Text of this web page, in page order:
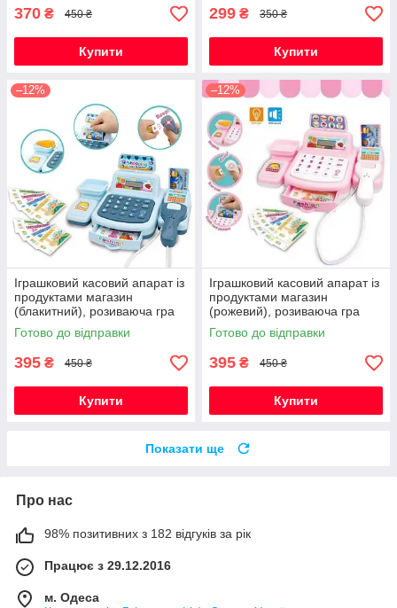
370 ₴ 450 ₴
Купити
299 ₴ 350 ₴
Купити
–12%
Іграшковий касовий апарат із
продуктами магазин
(блакитний), розиваюча гра
каса для дітей, подарунок
для малюка
Готово до відправки
395 ₴ 450 ₴
Купити
–12%
Іграшковий касовий апарат із
продуктами магазин
(рожевий), розиваюча гра
каса для дітей, подарунок
для дівчинки
Готово до відправки
395 ₴ 450 ₴
Купити
Показати ще
Про нас
98% позитивних з 182 відгуків за рік
Працює з 29.12.2016
м. Одеса